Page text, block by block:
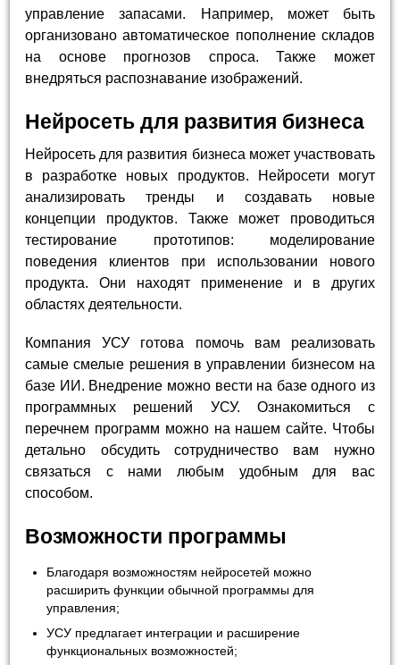
управление запасами. Например, может быть
организовано автоматическое пополнение складов
на основе прогнозов спроса. Также может
внедряться распознавание изображений.
Нейросеть для развития бизнеса
Нейросеть для развития бизнеса может участвовать
в разработке новых продуктов. Нейросети могут
анализировать тренды и создавать новые
концепции продуктов. Также может проводиться
тестирование прототипов: моделирование
поведения клиентов при использовании нового
продукта. Они находят применение и в других
областях деятельности.
Компания УСУ готова помочь вам реализовать
самые смелые решения в управлении бизнесом на
базе ИИ. Внедрение можно вести на базе одного из
программных решений УСУ. Ознакомиться с
перечнем программ можно на нашем сайте. Чтобы
детально обсудить сотрудничество вам нужно
связаться с нами любым удобным для вас
способом.
Возможности программы
Благодаря возможностям нейросетей можно
расширить функции обычной программы для
управления;
УСУ предлагает интеграции и расширение
функциональных возможностей;